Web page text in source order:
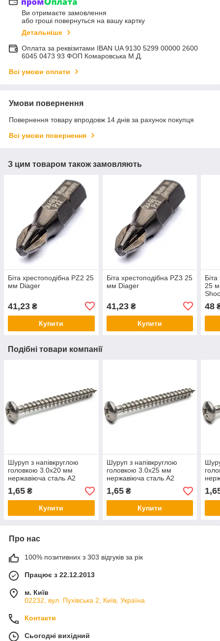
Ви отримаєте замовлення
або гроші повернуться на вашу картку
Детальніше
Оплата за реквізитами IBAN UA 9130 5299 00000 2600
6045 0473 93 ФОП Комаровська М.Д.
Всі умови оплати
Умови повернення
Повернення товару впродовж 14 днів за рахунок покупця
Всі умови повернення
З цим товаром також замовляють
Біта хрестоподібна PZ2 25
мм Diager
41,23 ₴
Купити
Біта хрестоподібна PZ3 25
мм Diager
41,23₴
Купити
25
48
Подібні товари компанії
Шуруп з напівкруглою
головкою 3.0х20 мм
нержавіюча сталь А2
1,65 ₴
Купити
Шуруп з напівкруглою
головкою 3.0х25 мм
нержавіюча сталь А2
1,65₴
Купити
Про нас
100% позитивних з 303 відгуків за рік
Працює з 22.12.2013
м. Київ
02232, вул. Пухівська 2, Київ, Україна
Контакти
Сьогодні вихідний